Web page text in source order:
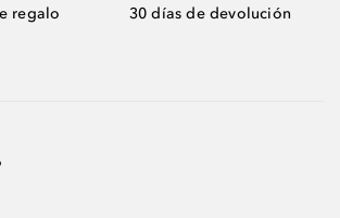
regalo 30 días de devolución